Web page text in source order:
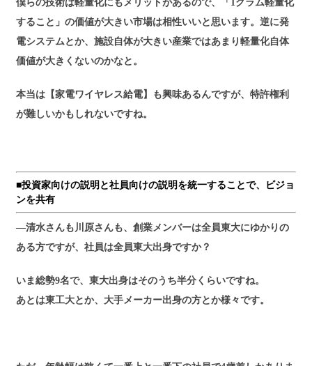
僕らの技術は軽量化にもメリットがあるので、「1グラム軽量化
すること」の価値が大きい市場は相性いいと思います。逆に発
電システムとか、施設自体が大きい産業ではあまり軽量化自体
価値が大きくないのかなと。
本当は【家電ワイヤレス給電】も興味あるんですが、特許権利
が難しいかもしれないですね。
■投資家向けの説明と社員向けの説明を統一することで、ビジョ
ンを共有
―清水さんも川原さんも、創業メンバーは全員東大にゆかりの
ある方ですが、社員は全員東大出身ですか？
いま総勢9名で、東大出身はそのうち半分くらいですね。
あとは東工大とか、大手メーカー出身の方とか様々です。